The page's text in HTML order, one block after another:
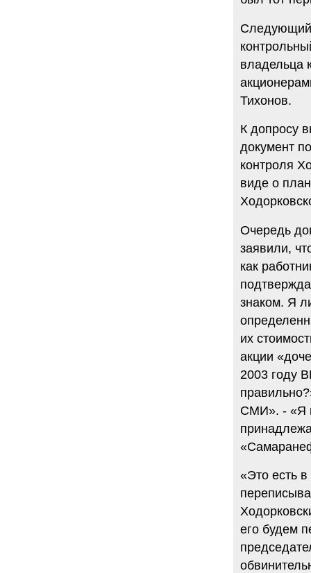
Следующий
владельца
Тихонов.
К допросу
документ
контроля
виде о
Очередь
заявили,
как
знаком. Я
их
акции
2003 году
СМИ». - «Я
«Это есть
его будем